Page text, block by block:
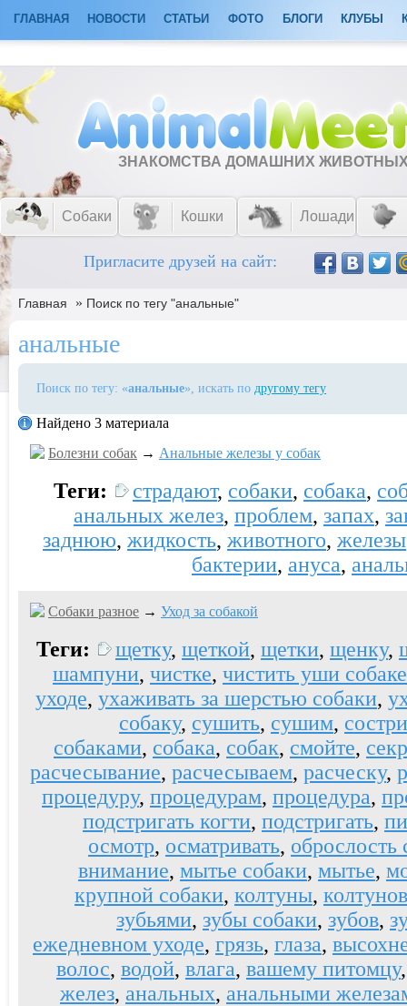
ГЛАВНАЯ НОВОСТИ СТАТЬИ ФОТО БЛОГИ КЛУБЫ
ЗНАКОМСТВА ДОМАШНИХ
Собаки Кошки Лошади
Пригласите друзей на сайт:
Главная » Поиск по тегу "анальные"
анальные
Поиск по тегу: «анальные», искать по другому тегу
Найдено 3 материала
Болезни собак → Анальные железы у собак
Теги: страдают, собаки, собака,
анальных желез, проблем, запах,
заднюю, жидкость, животного, железы
бактерии, ануса,
Собаки разное → Уход за собакой
Теги: щетку, щеткой, щетки, щенку,
шампуни, чистке, чистить уши собаке
уходе, ухаживать за шерстью собаки,
собаку, сушить, сушим,
собаками, собака, собак, смойте,
расчесывание, расчесываем, расческу,
процедуру, процедурам, процедура,
подстригать когти, подстригать,
осмотр, осматривать, оброслость
внимание, мытье собаки, мытье,
крупной собаки, колтуны, колтунов
зубьями, зубы собаки, зубов,
ежедневном уходе, грязь, глаза,
волос, водой, влага, вашему питомцу
желез, анальных, анальными